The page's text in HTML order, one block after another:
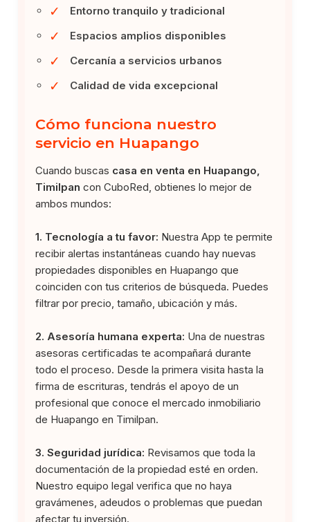
✓ Entorno tranquilo y tradicional
✓ Espacios amplios disponibles
✓ Cercanía a servicios urbanos
✓ Calidad de vida excepcional
Cómo funciona nuestro
servicio en Huapango
Cuando buscas casa en venta en Huapango,
Timilpan con CuboRed, obtienes lo mejor de
ambos mundos:
1. Tecnología a tu favor: Nuestra App te permite
recibir alertas instantáneas cuando hay nuevas
propiedades disponibles en Huapango que
coinciden con tus criterios de búsqueda. Puedes
filtrar por precio, tamaño, ubicación y más.
2. Asesoría humana experta: Una de nuestras
asesoras certificadas te acompañará durante
todo el proceso. Desde la primera visita hasta la
firma de escrituras, tendrás el apoyo de un
profesional que conoce el mercado inmobiliario
de Huapango en Timilpan.
3. Seguridad jurídica: Revisamos que toda la
documentación de la propiedad esté en orden.
Nuestro equipo legal verifica que no haya
gravámenes, adeudos o problemas que puedan
afectar tu inversión.